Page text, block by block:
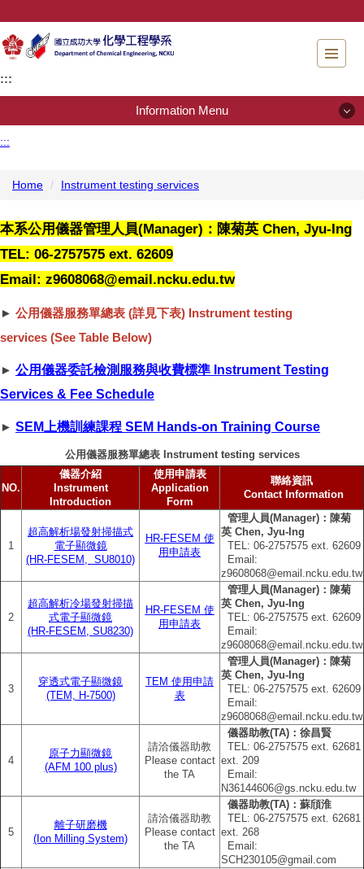
the
main
content
block
:::
Information Menu
About Us
People
Admissions
Regulations
Instrument testing services
:::
Home Instrument testing services
本系公用儀器管理人員(Manager)：陳菊英 Chen, Jyu-Ing
TEL: 06‐2757575 ext. 62609
Email: z9608068@email.ncku.edu.tw
► 公用儀器服務單總表 (詳見下表) Instrument testing
services (See Table Below)
► 公用儀器委託檢測服務與收費標準 Instrument Testing
Services & Fee Schedule
► SEM上機訓練課程 SEM Hands-on Training Course
公用儀器服務單總表 Instrument testing services
NO.
儀器介紹
Instrument
Introduction
使用申請表
Application
Form
聯絡資訊
Contact Information
1
超高解析場發射掃描式
電子顯微鏡
(HR-FESEM, SU8010)
HR-FESEM 使
用申請表
管理人員(Manager)：陳菊
英 Chen, Jyu-Ing
TEL: 06‐2757575 ext. 62609
Email:
z9608068@email.ncku.edu.tw
2
超高解析冷場發射掃描
式電子顯微鏡
(HR-FESEM, SU8230)
HR-FESEM 使
用申請表
管理人員(Manager)：陳菊
英 Chen, Jyu-Ing
TEL: 06‐2757575 ext. 62609
Email:
z9608068@email.ncku.edu.tw
3
穿透式電子顯微鏡
(TEM, H-7500)
TEM 使用申請
表
管理人員(Manager)：陳菊
英 Chen, Jyu-Ing
TEL: 06‐2757575 ext. 62609
Email:
z9608068@email.ncku.edu.tw
4
原子力顯微鏡
(AFM 100 plus)
請洽儀器助教
Please contact
the TA
儀器助教(TA)：徐昌賢
TEL: 06‐2757575 ext. 62681
ext. 209
Email:
N36144606@gs.ncku.edu.tw
5
離子研磨機
(Ion Milling System)
請洽儀器助教
Please contact
the TA
儀器助教(TA)：蘇頎淮
TEL: 06‐2757575 ext. 62681
ext. 268
Email:
SCH230105@gmail.com